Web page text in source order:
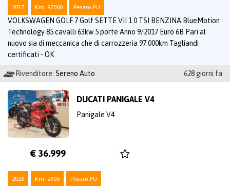
2017 Km: 97000 Pesaro PU
VOLKSWAGEN GOLF 7 Golf SETTE VII 1.0 TSI BENZINA BlueMotion
Technology 85 cavalli 63kw 5 porte Anno 9/2017 Euro 6B Pari al
nuovo sia di meccanica che di carrozzeria 97.000km Tagliandi
certificati - OK
Rivenditore: Sereno Auto 628 giorni fa
DUCATI PANIGALE V4
Panigale V4
€ 36.999
2023 Km: 2900 Pesaro PU